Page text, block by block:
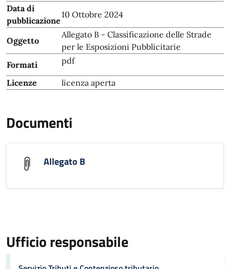
Data di
pubblicazione
10 Ottobre 2024
Oggetto
Allegato B - Classificazione delle Strade
per le Esposizioni Pubblicitarie
Formati
pdf
Licenze licenza aperta
Documenti
Allegato B
Ufficio responsabile